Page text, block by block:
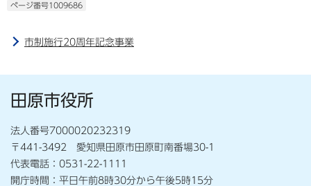
ページ番号1009686
市制施行20周年記念事業
田原市役所
法人番号7000020232319
〒441-3492 愛知県田原市田原町南番場30-1
代表電話：0531-22-1111
開庁時間：平日午前8時30分から午後5時15分